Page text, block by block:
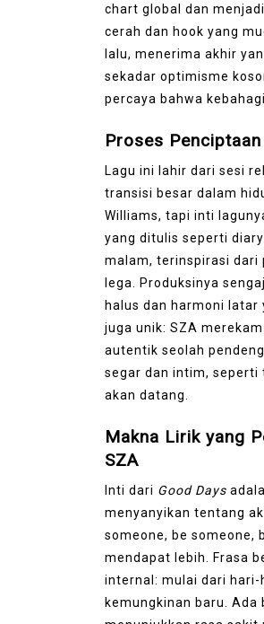
chart global dan
cerah dan hook yang
lalu, menerima akhir
sekadar optimisme
percaya bahwa
Proses
Lagu ini lahir dari sesi
transisi besar dalam
Williams, tapi inti
yang ditulis seperti
malam, terinspirasi dari
lega. Produksinya
halus dan harmoni
juga unik: SZA
autentik seolah
segar dan intim, seperti
akan datang.
Makna Lirik yang
SZA
Inti dari Good Days
menyanyikan tentang
someone, be someone,
mendapat lebih. Frasa
internal: mulai dari hari-
kemungkinan baru. Ada